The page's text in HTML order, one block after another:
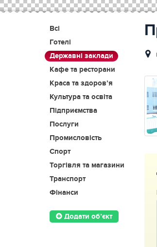
Всі
Готелі
Державні заклади
Кафе та ресторани
Краса та здоров’я
Культура та освіта
Підприємства
Послуги
Промисловість
Спорт
Торгівля та магазини
Транспорт
Фінанси
Додати об’єкт